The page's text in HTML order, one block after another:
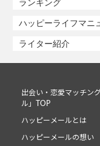
ランキング
ハッピーライフマニ
ライター紹介
出会い・恋愛マッチン
ル」TOP
ハッピーメールとは
ハッピーメールの想い